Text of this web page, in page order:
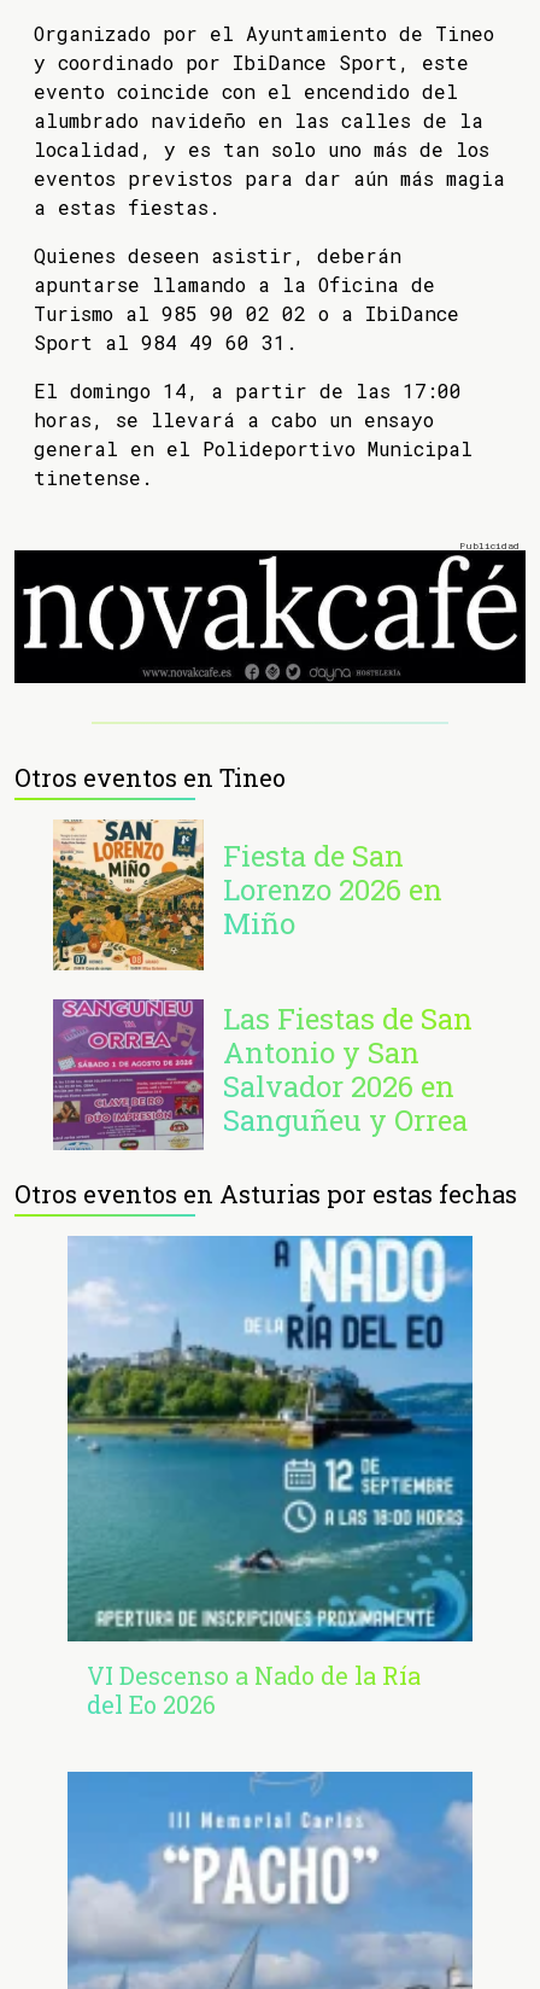
Organizado por el Ayuntamiento de Tineo
y coordinado por IbiDance Sport, este
evento coincide con el encendido del
alumbrado navideño en las calles de la
localidad, y es tan solo uno más de los
eventos previstos para dar aún más magia
a estas fiestas.
Quienes deseen asistir, deberán
apuntarse llamando a la Oficina de
Turismo al 985 90 02 02 o a IbiDance
Sport al 984 49 60 31.
El domingo 14, a partir de las 17:00
horas, se llevará a cabo un ensayo
general en el Polideportivo Municipal
tinetense.
Otros eventos en Tineo
Fiesta de San
Lorenzo 2026 en
Miño
Las Fiestas de San
Antonio y San
Salvador 2026 en
Sanguñeu y Orrea
Otros eventos en Asturias por estas fechas
VI Descenso a Nado de la Ría
del Eo 2026